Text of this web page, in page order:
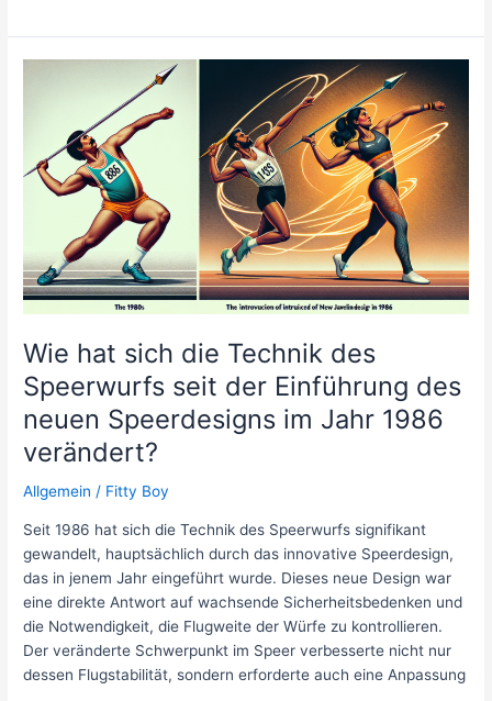
Yoga-
Posen
Symptome
von
Arthritis
und
wenn
ja,
Wie hat sich die Technik des
Speerwurfs seit der Einführung des
neuen Speerdesigns im Jahr 1986
verändert?
Allgemein / Fitty Boy
Seit 1986 hat sich die Technik des Speerwurfs signifikant
gewandelt, hauptsächlich durch das innovative Speerdesign,
das in jenem Jahr eingeführt wurde. Dieses neue Design war
eine direkte Antwort auf wachsende Sicherheitsbedenken und
die Notwendigkeit, die Flugweite der Würfe zu kontrollieren.
Der veränderte Schwerpunkt im Speer verbesserte nicht nur
dessen Flugstabilität, sondern erforderte auch eine Anpassung